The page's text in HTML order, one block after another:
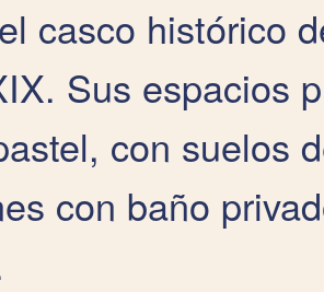
casco histórico
Sus espacios
con suelos
con baño